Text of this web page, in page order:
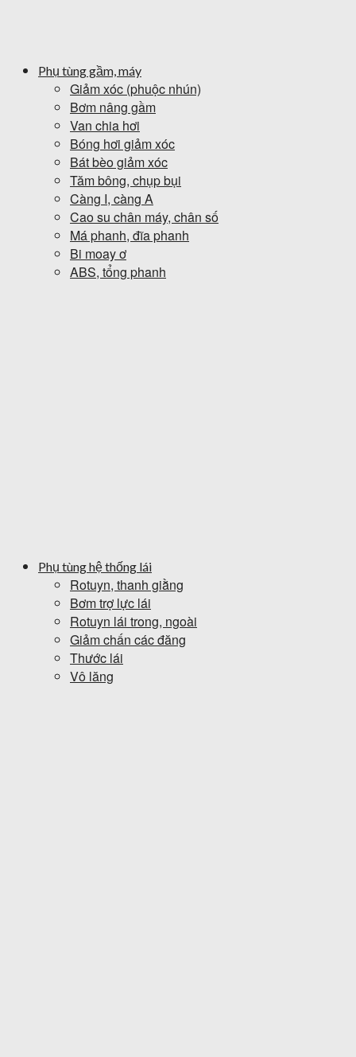
Phụ tùng gầm, máy
Giảm xóc (phuộc nhún)
Bơm nâng gầm
Van chia hơi
Bóng hơi giảm xóc
Bát bèo giảm xóc
Tăm bông, chụp bụi
Càng I, càng A
Cao su chân máy, chân số
Má phanh, đĩa phanh
Bi moay ơ
ABS, tổng phanh
Phụ tùng hệ thống lái
Rotuyn, thanh giằng
Bơm trợ lực lái
Rotuyn lái trong, ngoài
Giảm chấn các đăng
Thước lái
Vô lăng